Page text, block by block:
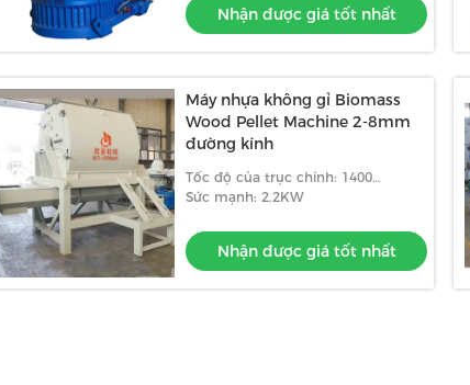
Nhận được giá tốt nhất
Máy nhựa không gỉ Biomass
Wood Pellet Machine 2-8mm
đường kính
Tốc độ của trục chính: 1400
vòng/phút
Sức mạnh: 2.2KW
Nhận được giá tốt nhất